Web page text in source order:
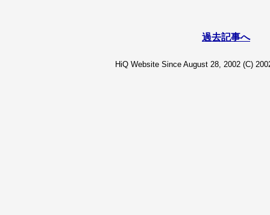
過去記事へ
HiQ Website Since August 28, 2002 (C)